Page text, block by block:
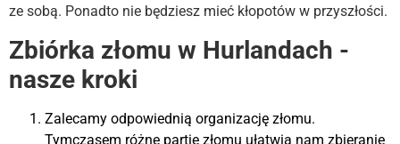
ze sobą. Ponadto nie będziesz mieć kłopotów w przyszłości.
Zbiórka złomu w Hurlandach -
nasze kroki
Zalecamy odpowiednią organizację złomu.
Tymczasem różne partie złomu ułatwią nam zbieranie